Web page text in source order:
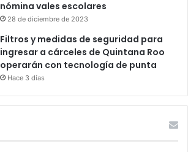
nómina vales escolares
28 de diciembre de 2023
Filtros y medidas de seguridad para
ingresar a cárceles de Quintana Roo
operarán con tecnología de punta
Hace 3 días